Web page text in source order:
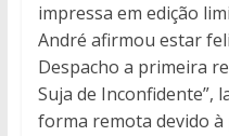
impressa em edição
André afirmou estar
Despacho a primeira
Suja de Inconfidente”,
forma remota devido à